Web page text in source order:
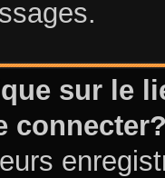
sur le